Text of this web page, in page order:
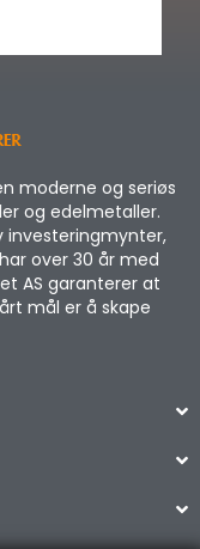
moderne og seriøs
og edelmetaller.
investeringmynter,
over 30 år med
AS garanterer at
mål er å skape